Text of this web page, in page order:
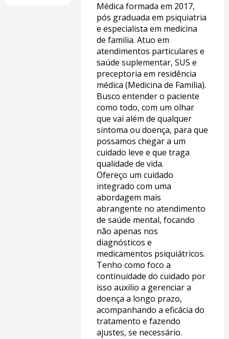
Médica formada em 2017,
pós graduada em psiquiatria
e especialista em medicina
de familia. Atuo em
atendimentos particulares e
saúde suplementar, SUS e
preceptoria em residência
médica (Medicina de Familia).
Busco entender o paciente
como todo, com um olhar
que vai além de qualquer
sintoma ou doença, para que
possamos chegar a um
cuidado leve e que traga
qualidade de vida.
Ofereço um cuidado
integrado com uma
abordagem mais
abrangente no atendimento
de saúde mental, focando
não apenas nos
diagnósticos e
medicamentos psiquiátricos.
Tenho como foco a
continuidade do cuidado por
isso auxilio a gerenciar a
doença a longo prazo,
acompanhando a eficácia do
tratamento e fazendo
ajustes, se necessário.